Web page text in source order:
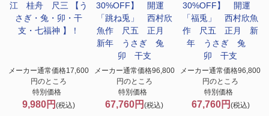
江 桂舟 尺三 【う
さぎ・兔・卯・干
支・七福神 】！
メーカー通常価格17,600
円のところ
特別価格
9,980円 (税込)
30%OFF】 開運
「跳ね兎」 西村欣
魚作 尺五 正月
新年 うさぎ 兔
卯 干支
メーカー通常価格96,800
円のところ
特別価格
67,760円(税込)
30%OFF】 開運
「福兎」 西村欣魚
作 尺五 正月 新
年 うさぎ 兔
卯 干支
メーカー通常価格96,800
円のところ
特別価格
67,760円 (税込)